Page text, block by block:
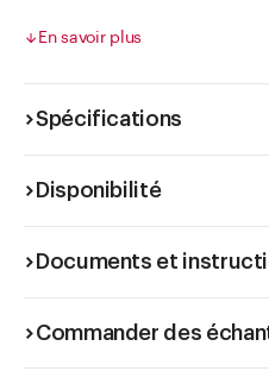
une étanchéité à 100 %.
En savoir plus
Spécifications
Disponibilité
Documents et
Commander des